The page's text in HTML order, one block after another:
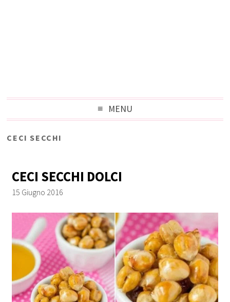
MENU
CECI SECCHI
CECI SECCHI DOLCI
15 Giugno 2016